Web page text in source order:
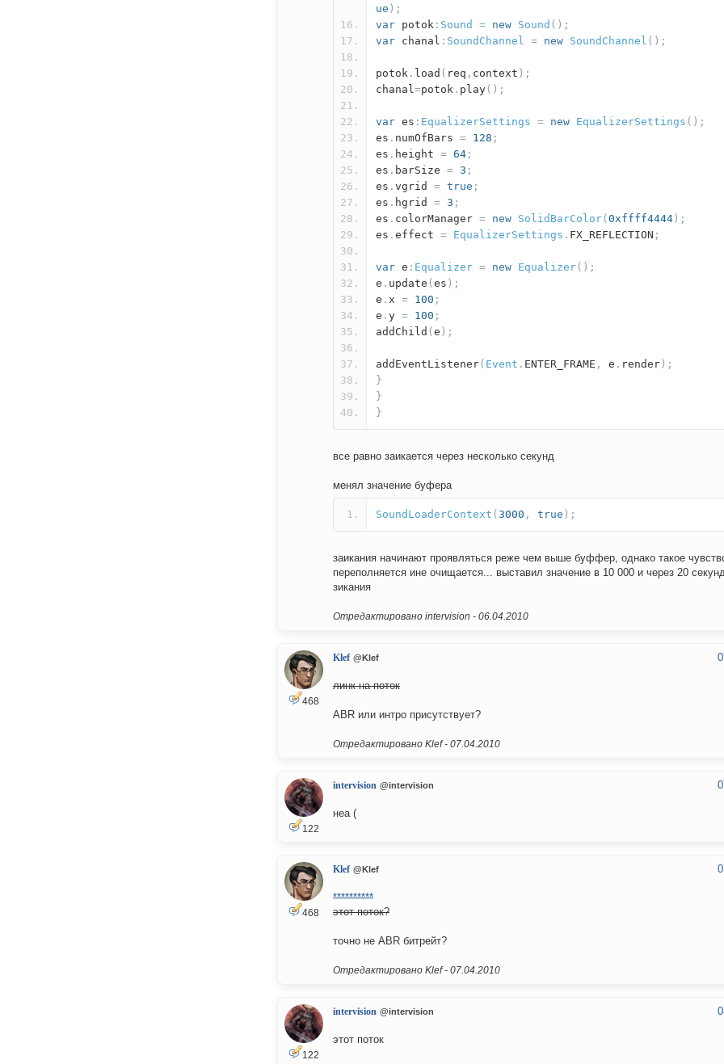
ue );
var potok : Sound = new Sound ();
var chanal : SoundChannel = new SoundChannel ();
potok . load ( req , context );
chanal=potok . play();
var es : EqualizerSettings = new EqualizerSettings ();
es . numOfBars = 128 ;
es . height = 64 ;
es . barSize = 3 ;
es . vgrid = true ;
es . hgrid = 3 ;
es . colorManager = new SolidBarColor( 0xffff4444 );
es . effect = EqualizerSettings . FX_REFLECTION ;
var e : Equalizer = new Equalizer();
e . update ( es );
e . x = 100 ;
e . y = 100 ;
addChild ( e );
addEventListener( Event . ENTER_FRAME , e . render );
}
}
}
все равно заикается через несколько секунд
менял значение буфера
SoundLoaderContext ( 3000 , true );
заикания начинают проявляться реже чем выше буффер, однако такое
переполняется ине очищается... выставил значение в 10 000 и через 20
зикания
Отредактировано intervision - 06.04.2010
468
Klef @Klef
линк на поток
ABR или интро присутствует?
Отредактировано Klef - 07.04.2010
122
intervision @intervision
неа (
468
Klef @Klef
**********
этот поток?
точно не ABR битрейт?
Отредактировано Klef - 07.04.2010
122
intervision @intervision
этот поток